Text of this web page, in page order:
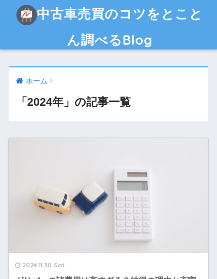
中古車売買のコツをとこと
ん調べるBlog
ホーム
「2024年」の記事一覧
2024.11.30 Sat